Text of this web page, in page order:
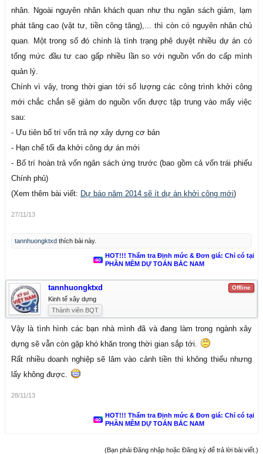
nhân. Ngoài nguyên nhân khách quan như thu ngân sách giảm, lạm
phát tăng cao (vật tư, tiền công tăng),... thì còn có nguyên nhân chủ
quan. Một trong số đó chính là tình trạng phê duyệt nhiều dự án có
tổng mức đầu tư cao gấp nhiều lần so với nguồn vốn do cấp mình
quản lý.
Chính vì vậy, trong thời gian tới số lượng các công trình khởi công
mới chắc chắn sẽ giảm do nguồn vốn được tập trung vào mấy việc
sau:
- Ưu tiên bố trí vốn trả nợ xây dựng cơ bản
- Hạn chế tối đa khởi công dự án mới
- Bố trí hoàn trả vốn ngân sách ứng trước (bao gồm cả vốn trái phiếu
Chính phủ)
(Xem thêm bài viết: Dự báo năm 2014 sẽ ít dự án khởi công mới)
27/11/13
tannhuongktxd thích bài này.
HOT!!! Thẩm tra Định mức & Đơn giá: Chỉ có tại
PHẦN MỀM DỰ TOÁN BẮC NAM
Offline
tannhuongktxd
Kinh tế xây dựng
Thành viên BQT
Vậy là tình hình các bạn nhà mình đã và đang làm trong ngành xây
dựng sẽ vẫn còn gặp khó khăn trong thời gian sắp tới.
Rất nhiều doanh nghiệp sẽ lâm vào cảnh tiền thì không thiếu nhưng
lấy không được.
28/11/13
HOT!!! Thẩm tra Định mức & Đơn giá: Chỉ có tại
PHẦN MỀM DỰ TOÁN BẮC NAM
(Bạn phải Đăng nhập hoặc Đăng ký để trả lời bài viết.)